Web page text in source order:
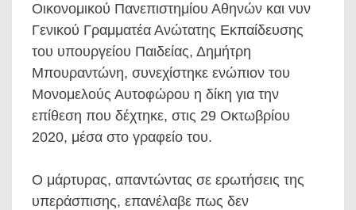
Οικονομικού Πανεπιστημίου Αθηνών και νυν
Γενικού Γραμματέα Ανώτατης Εκπαίδευσης
του υπουργείου Παιδείας, Δημήτρη
Μπουραντώνη, συνεχίστηκε ενώπιον του
Μονομελούς Αυτοφώρου η δίκη για την
επίθεση που δέχτηκε, στις 29 Οκτωβρίου
2020, μέσα στο γραφείο του.
Ο μάρτυρας, απαντώντας σε ερωτήσεις της
υπεράσπισης, επανέλαβε πως δεν